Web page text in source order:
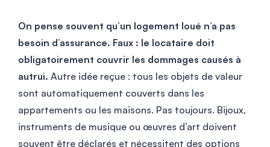
On pense souvent qu’un logement loué n’a pas
besoin d’assurance. Faux : le locataire doit
obligatoirement couvrir les dommages causés à
autrui. Autre idée reçue : tous les objets de valeur
sont automatiquement couverts dans les
appartements ou les maisons. Pas toujours. Bijoux,
instruments de musique ou œuvres d’art doivent
souvent être déclarés et nécessitent des options